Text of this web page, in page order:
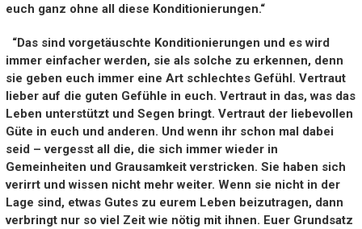
euch ganz ohne all diese Konditionierungen.“
“Das sind vorgetäuschte Konditionierungen und es wird
immer einfacher werden, sie als solche zu erkennen, denn
sie geben euch immer eine Art schlechtes Gefühl. Vertraut
lieber auf die guten Gefühle in euch. Vertraut in das, was das
Leben unterstützt und Segen bringt. Vertraut der liebevollen
Güte in euch und anderen. Und wenn ihr schon mal dabei
seid – vergesst all die, die sich immer wieder in
Gemeinheiten und Grausamkeit verstricken. Sie haben sich
verirrt und wissen nicht mehr weiter. Wenn sie nicht in der
Lage sind, etwas Gutes zu eurem Leben beizutragen, dann
verbringt nur so viel Zeit wie nötig mit ihnen. Euer Grundsatz